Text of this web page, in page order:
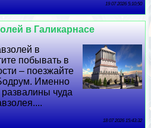
19 07 2026 5:10:50
в Галикарнасе
в
побывать в
– поезжайте
Именно
чуда
18 07 2026 15:43:32